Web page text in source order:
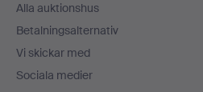
Alla auktionshus
Betalningsalternativ
Vi skickar med
Sociala medier